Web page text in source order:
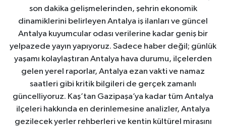
son dakika gelişmelerinden, şehrin ekonomik
dinamiklerini belirleyen Antalya iş ilanları ve güncel
Antalya kuyumcular odası verilerine kadar geniş bir
yelpazede yayın yapıyoruz. Sadece haber değil; günlük
yaşamı kolaylaştıran Antalya hava durumu, ilçelerden
gelen yerel raporlar, Antalya ezan vakti ve namaz
saatleri gibi kritik bilgileri de gerçek zamanlı
güncelliyoruz. Kaş’tan Gazipaşa’ya kadar tüm Antalya
ilçeleri hakkında en derinlemesine analizler, Antalya
gezilecek yerler rehberleri ve kentin kültürel mirasını